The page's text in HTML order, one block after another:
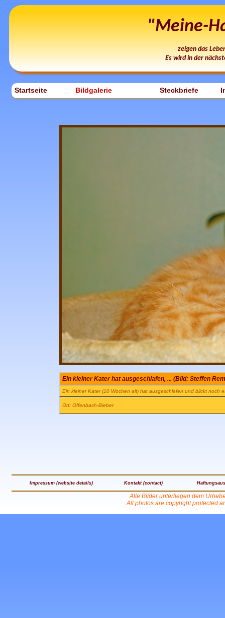
"Meine-
zeigen das
Es wird in der
Startseite Bildgalerie Steckbriefe
Ein kleiner Kater hat ausgeschlafen, ... (Bild: Steffen
Ein kleiner Kater (10 Wochen alt) hat ausgeschlafen und blickt noch
Ort: Offenbach-Bieber
Impressum (website details) Kontakt (contact)
Alle Bilder unterliegen dem
All photos are copyright protected